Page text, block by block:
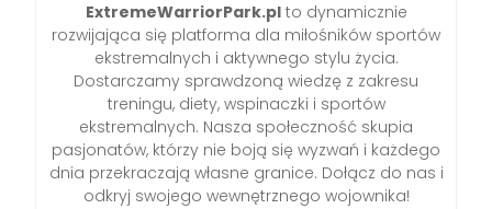
ExtremeWarriorPark.plto dynamicznie
rozwijająca się platforma dla miłośników sportów
ekstremalnych i aktywnego stylu życia.
Dostarczamy sprawdzoną wiedzę z zakresu
treningu, diety, wspinaczki i sportów
ekstremalnych. Nasza społeczność skupia
pasjonatów, którzy nie boją się wyzwań i każdego
dnia przekraczają własne granice. Dołącz do nas i
odkryj swojego wewnętrznego wojownika!